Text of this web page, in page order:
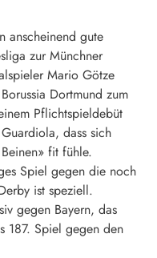
anscheinend gute
zur Münchner
Mario Götze
Dortmund zum
Pflichtspieldebüt
dass sich
fit fühle.
Spiel gegen die noch
ist speziell.
gegen Bayern, das
187. Spiel gegen den